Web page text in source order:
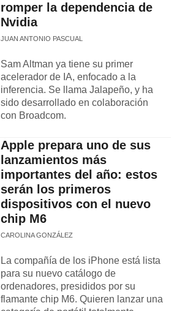
romper la dependencia de
Nvidia
JUAN ANTONIO PASCUAL
Sam Altman ya tiene su primer
acelerador de IA, enfocado a la
inferencia. Se llama Jalapeño, y ha
sido desarrollado en colaboración
con Broadcom.
Apple prepara uno de sus
lanzamientos más
importantes del año: estos
serán los primeros
dispositivos con el nuevo
chip M6
CAROLINA GONZÁLEZ
La compañía de los iPhone está lista
para su nuevo catálogo de
ordenadores, presididos por su
flamante chip M6. Quieren lanzar una